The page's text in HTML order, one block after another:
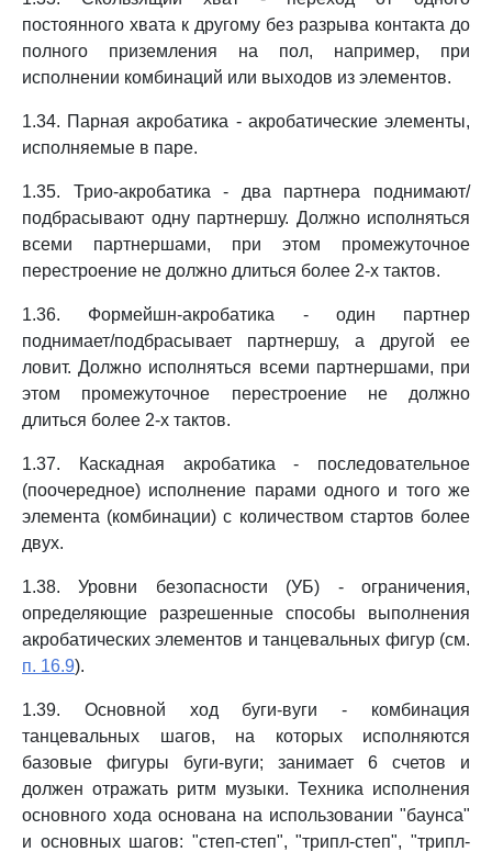
постоянного хвата к другому без разрыва контакта до
полного приземления на пол, например, при
исполнении комбинаций или выходов из элементов.
1.34. Парная акробатика - акробатические элементы,
исполняемые в паре.
1.35. Трио-акробатика - два партнера поднимают/
подбрасывают одну партнершу. Должно исполняться
всеми партнершами, при этом промежуточное
перестроение не должно длиться более 2-х тактов.
1.36. Формейшн-акробатика - один партнер
поднимает/подбрасывает партнершу, а другой ее
ловит. Должно исполняться всеми партнершами, при
этом промежуточное перестроение не должно
длиться более 2-х тактов.
1.37. Каскадная акробатика - последовательное
(поочередное) исполнение парами одного и того же
элемента (комбинации) с количеством стартов более
двух.
1.38. Уровни безопасности (УБ) - ограничения,
определяющие разрешенные способы выполнения
акробатических элементов и танцевальных фигур (см.
п. 16.9).
1.39. Основной ход буги-вуги - комбинация
танцевальных шагов, на которых исполняются
базовые фигуры буги-вуги; занимает 6 счетов и
должен отражать ритм музыки. Техника исполнения
основного хода основана на использовании "баунса"
и основных шагов: "степ-степ", "трипл-степ", "трипл-